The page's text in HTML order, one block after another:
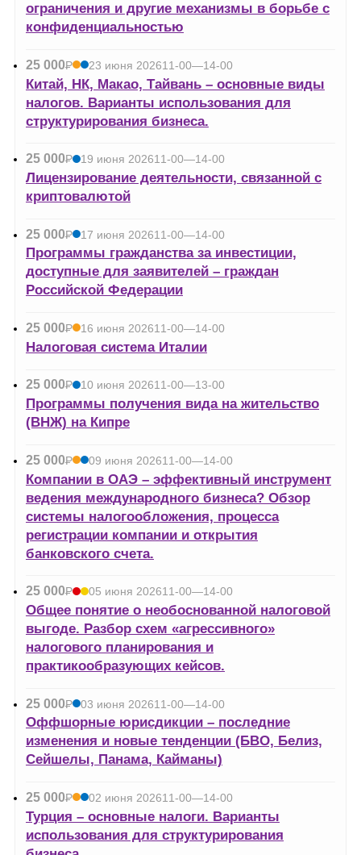
ограничения и другие механизмы в борьбе с
конфиденциальностью
25 000Р
УБ.
23 июня 202611-00—14-00
Китай, НК, Макао, Тайвань – основные виды
налогов. Варианты использования для
структурирования бизнеса.
25 000Р
УБ.
19 июня 202611-00—14-00
Лицензирование деятельности, связанной с
криптовалютой
25 000Р
УБ.
17 июня 202611-00—14-00
Программы гражданства за инвестиции,
доступные для заявителей – граждан
Российской Федерации
25 000Р
УБ.
16 июня 202611-00—14-00
Налоговая система Италии
25 000Р
УБ.
10 июня 202611-00—13-00
Программы получения вида на жительство
(ВНЖ) на Кипре
25 000Р
УБ.
09 июня 202611-00—14-00
Компании в ОАЭ – эффективный инструмент
ведения международного бизнеса? Обзор
системы налогообложения, процесса
регистрации компании и открытия
банковского счета.
25 000Р
УБ.
05 июня 202611-00—14-00
Общее понятие о необоснованной налоговой
выгоде. Разбор схем «агрессивного»
налогового планирования и
практикообразующих кейсов.
25 000Р
УБ.
03 июня 202611-00—14-00
Оффшорные юрисдикции – последние
изменения и новые тенденции (БВО, Белиз,
Сейшелы, Панама, Кайманы)
25 000Р
УБ.
02 июня 202611-00—14-00
Турция – основные налоги. Варианты
использования для структурирования